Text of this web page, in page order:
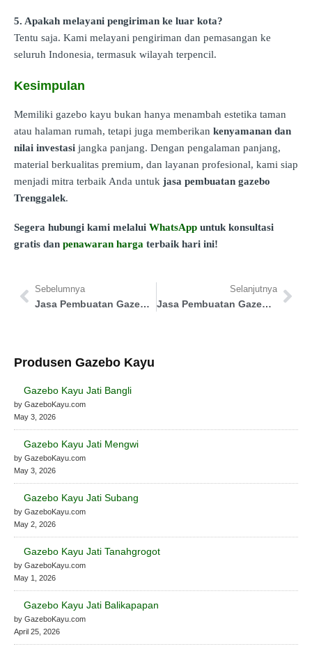
5. Apakah melayani pengiriman ke luar kota?
Tentu saja. Kami melayani pengiriman dan pemasangan ke
seluruh Indonesia, termasuk wilayah terpencil.
Kesimpulan
Memiliki gazebo kayu bukan hanya menambah estetika taman
atau halaman rumah, tetapi juga memberikan kenyamanan dan
nilai investasi jangka panjang. Dengan pengalaman panjang,
material berkualitas premium, dan layanan profesional, kami siap
menjadi mitra terbaik Anda untuk jasa pembuatan gazebo
Trenggalek.
Segera hubungi kami melalui WhatsApp untuk konsultasi
gratis dan penawaran harga terbaik hari ini!
Sebelumnya
Jasa Pembuatan Gazebo Bireuen
Selanjutnya
Jasa Pembuatan Gazebo Manggarai
Produsen Gazebo Kayu
Gazebo Kayu Jati Bangli
by GazeboKayu.com
May 3, 2026
Gazebo Kayu Jati Mengwi
by GazeboKayu.com
May 3, 2026
Gazebo Kayu Jati Subang
by GazeboKayu.com
May 2, 2026
Gazebo Kayu Jati Tanahgrogot
by GazeboKayu.com
May 1, 2026
Gazebo Kayu Jati Balikapapan
by GazeboKayu.com
April 25, 2026